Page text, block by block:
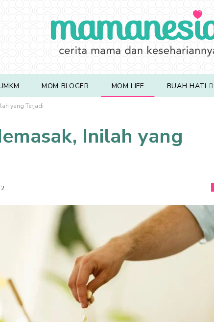
MOM BLOGER MOM LIFE BUAH HATI
yang Terjadi
Inilah yang
2